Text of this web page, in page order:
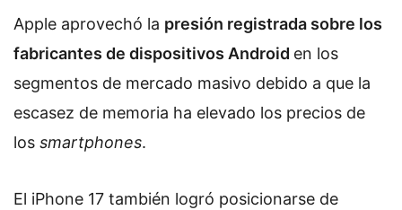
Apple aprovechó la presión registrada sobre los
fabricantes de dispositivos Android en los
segmentos de mercado masivo debido a que la
escasez de memoria ha elevado los precios de
los smartphones.
El iPhone 17 también logró posicionarse de